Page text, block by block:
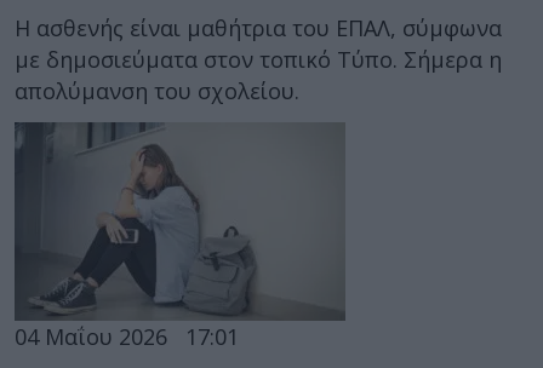
Η ασθενής είναι μαθήτρια του ΕΠΑΛ, σύμφωνα
με δημοσιεύματα στον τοπικό Τύπο. Σήμερα η
απολύμανση του σχολείου.
04 Μαΐου 2026 17:01